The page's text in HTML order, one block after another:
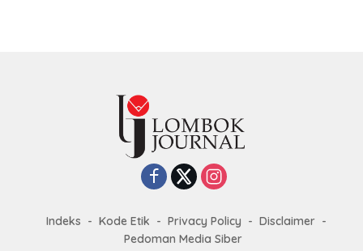
Indeks Kode Etik Privacy Policy
Disclaimer
Pedoman Media Siber